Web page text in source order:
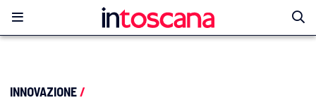
INNOVAZIONE/